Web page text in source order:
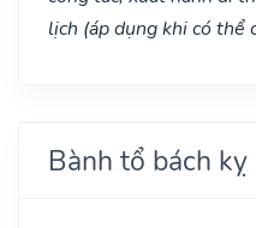
lịch (áp dụng khi có thể
Bành tổ bách